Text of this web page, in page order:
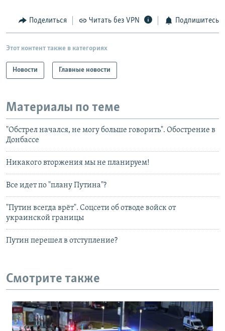
Поделиться Читать без VPN Подпишитесь
Этот контент также в категориях
Новости Главные новости
Материалы по теме
"Обстрел начался, не могу больше говорить". Обострение в
Донбассе
Никакого вторжения мы не планируем!
Все идет по "плану Путина"?
"Путин всегда врёт". Соцсети об отводе войск от
украинской границы
Путин перешел в отступление?
Смотрите также